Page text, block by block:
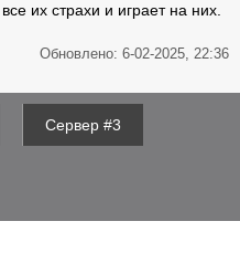
их страхи и играет на них.
Обновлено: 6-02-2025, 22:36
Сервер #3